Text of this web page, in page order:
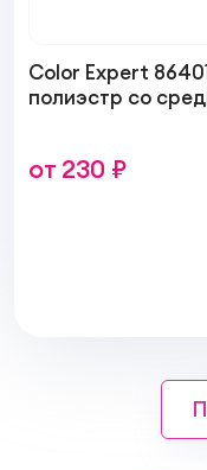
Color Expert
полиэстр со
от 230 ₽